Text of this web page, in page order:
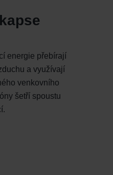
energie přebírají
a využívají
venkovního
šetří spoustu